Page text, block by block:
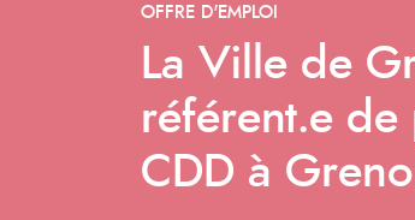
OFFRE D'EMPLOI
La Ville de
référent.e de
CDD à